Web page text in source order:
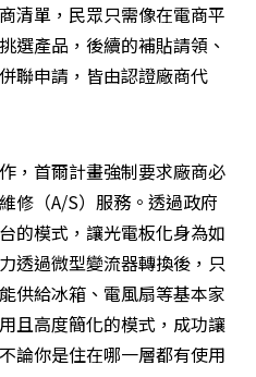
清單，民眾只需像在電商平
選產品，後續的補貼請領、
聯申請，皆由認證廠商代
，首爾計畫強制要求廠商必
修（A/S）服務。透過政府
的模式，讓光電板化身為如
透過微型變流器轉換後，只
供給冰箱、電風扇等基本家
且高度簡化的模式，成功讓
論你是住在哪一層都有使用